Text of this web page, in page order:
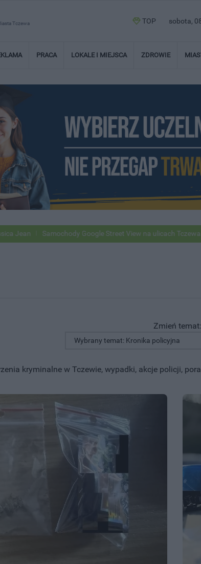
Tczewa TOP sobota,
PRACA LOKALE I MIEJSCA ZDROWIE
Google Street View na ulicach Tczewa. Aktualizują mapy
Zmień temat:
kryminalne w Tczewie, wypadki, akcje policji,